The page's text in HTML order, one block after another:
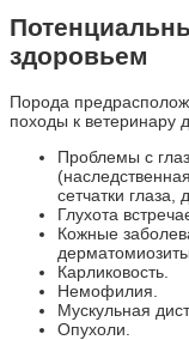
здоровьем
Порода
походы к ветеринару
Проблемы с
сетчатки глаза,
Глухота
Кожные
дерматомиозиты.
Карликовость.
Немофилия.
Мускульная
Опухоли.